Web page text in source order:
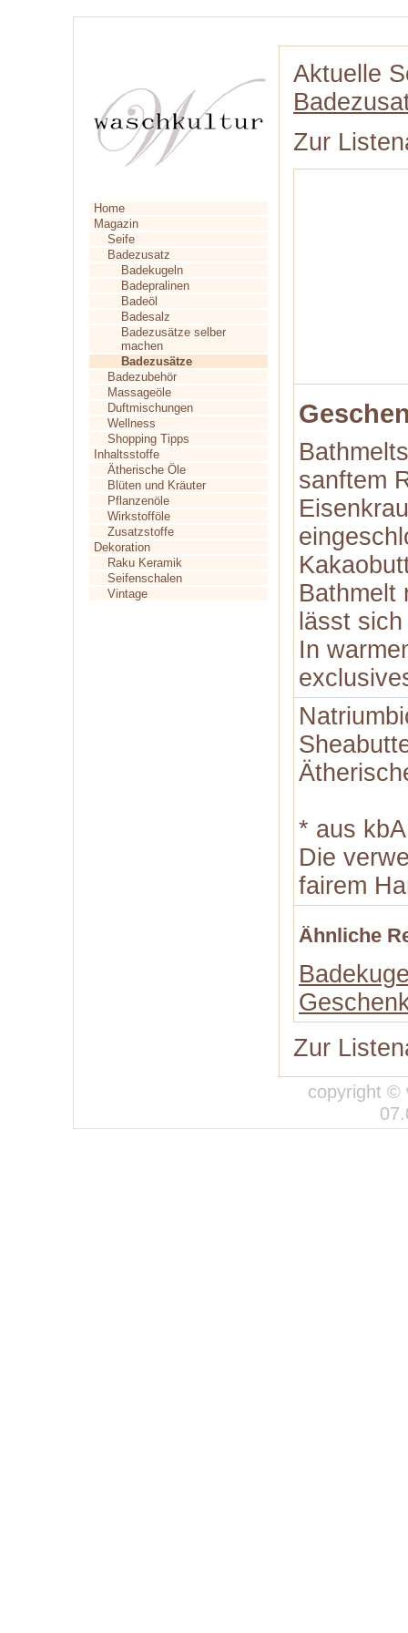
Home
Magazin
Seife
Badezusatz
Badekugeln
Badepralinen
Badeöl
Badesalz
Badezusätze selber
machen
Badezusätze
Badezubehör
Massageöle
Duftmischungen
Wellness
Shopping Tipps
Inhaltsstoffe
Ätherische Öle
Blüten und Kräuter
Pflanzenöle
Wirkstofföle
Zusatzstoffe
Dekoration
Raku Keramik
Seifenschalen
Vintage
Aktuelle
Zur
sanftem
Bathmelt
lässt
In
* aus
Die
fairem
Ähnliche
Zur
copyright ©